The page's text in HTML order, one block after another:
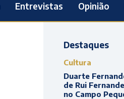
Entrevistas Opinião
Destaques
Cultura
Duarte
de Rui
no Campo